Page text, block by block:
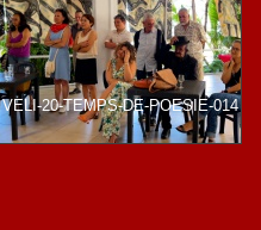
VELI-20-TEMPS-DE-POESIE-014